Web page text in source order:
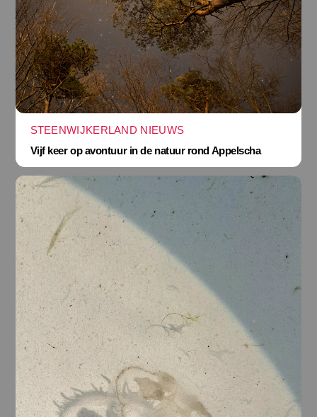
STEENWIJKERLAND NIEUWS
Vijf keer op avontuur in de natuur rond Appelscha